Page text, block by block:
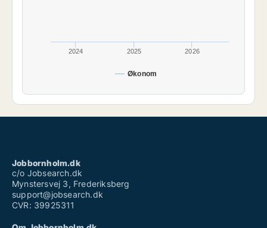
Økonom
2024 2025 2026
Jobbornholm.dk
c/o Jobsearch.dk
Mynstersvej 3, Frederiksberg
support@jobsearch.dk
CVR: 39925311